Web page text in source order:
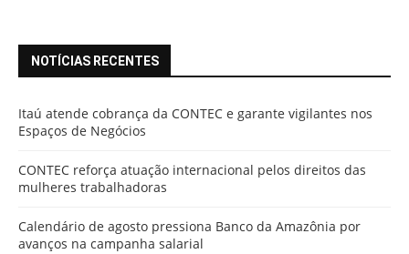
NOTÍCIAS RECENTES
Itaú atende cobrança da CONTEC e garante vigilantes nos
Espaços de Negócios
CONTEC reforça atuação internacional pelos direitos das
mulheres trabalhadoras
Calendário de agosto pressiona Banco da Amazônia por
avanços na campanha salarial